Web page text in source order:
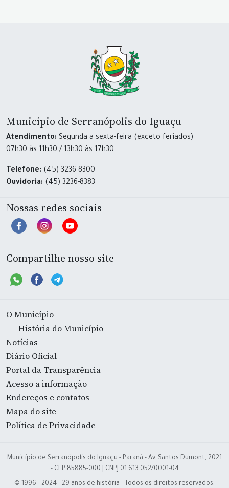
Município de Serranópolis do Iguaçu
Atendimento: Segunda a sexta-feira (exceto feriados)
07h30 às 11h30 / 13h30 às 17h30
Telefone: (45) 3236-8300
Ouvidoria: (45) 3236-8383
Nossas redes sociais
Compartilhe nosso site
O Município
História do Município
Notícias
Diário Oficial
Portal da Transparência
Acesso a informação
Endereços e contatos
Mapa do site
Política de Privacidade
Município de Serranópolis do Iguaçu - Paraná - Av. Santos Dumont, 2021
- CEP 85885-000 | CNPJ 01.613.052/0001-04
© 1996 - 2024 - 29 anos de história - Todos os direitos reservados.